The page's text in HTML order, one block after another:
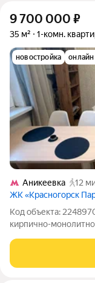
9 700 000 ₽
35 м² 1-комн.
новостройка онлайн
Аникеевка
12
ЖК «Красногорск
Код объекта:
кирпично-монолитном
ритма. На 35 кв. м
комната и отдельная